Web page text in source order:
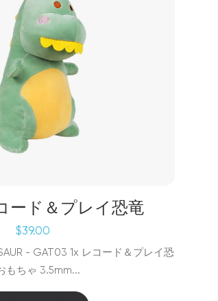
ード＆プレイ恐竜
$39.00
- GAT03 1x レコード＆プレイ恐
もちゃ 3.5mm...